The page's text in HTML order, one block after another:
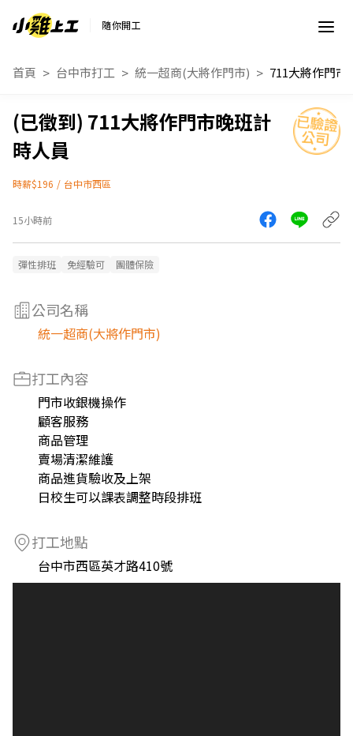
隨你開工
首頁 台中市打工 統一超商(大將作門市)
711大將作門市晚班計
時人員
時薪$196 / 台中市西區
15小時前
彈性排班 免經驗可 團體保險
公司名稱
統一超商(大將作門市)
打工內容
門市收銀機操作
顧客服務
商品管理
賣場清潔維護
商品進貨驗收及上架
日校生可以課表調整時段排班
打工地點
台中市西區英才路410號